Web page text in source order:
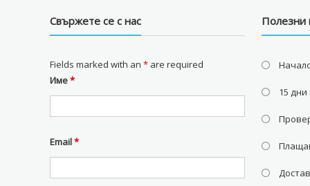
Свържете се с нас
Fields marked with an* are required
Име*
Email*
Полезни
15